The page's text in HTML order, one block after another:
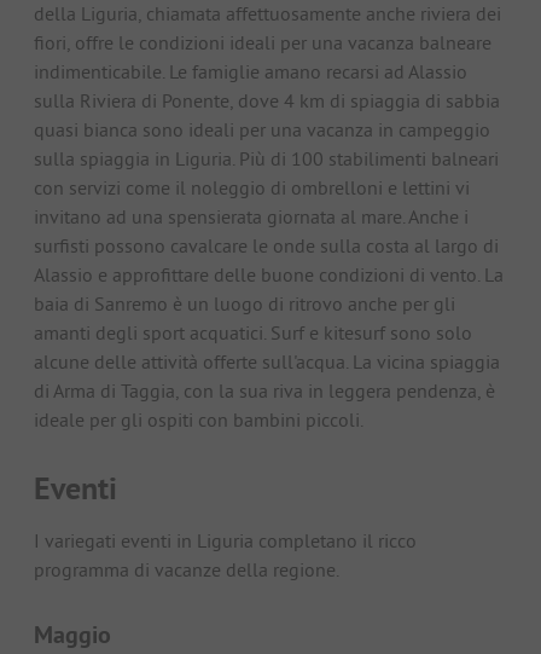
della Liguria, chiamata affettuosamente anche riviera dei
fiori, offre le condizioni ideali per una vacanza balneare
indimenticabile. Le famiglie amano recarsi ad Alassio
sulla Riviera di Ponente, dove 4 km di spiaggia di sabbia
quasi bianca sono ideali per una vacanza in campeggio
sulla spiaggia in Liguria. Più di 100 stabilimenti balneari
con servizi come il noleggio di ombrelloni e lettini vi
invitano ad una spensierata giornata al mare. Anche i
surfisti possono cavalcare le onde sulla costa al largo di
Alassio e approfittare delle buone condizioni di vento. La
baia di Sanremo è un luogo di ritrovo anche per gli
amanti degli sport acquatici. Surf e kitesurf sono solo
alcune delle attività offerte sull'acqua. La vicina spiaggia
di Arma di Taggia, con la sua riva in leggera pendenza, è
ideale per gli ospiti con bambini piccoli.
Eventi
I variegati eventi in Liguria completano il ricco
programma di vacanze della regione.
Maggio